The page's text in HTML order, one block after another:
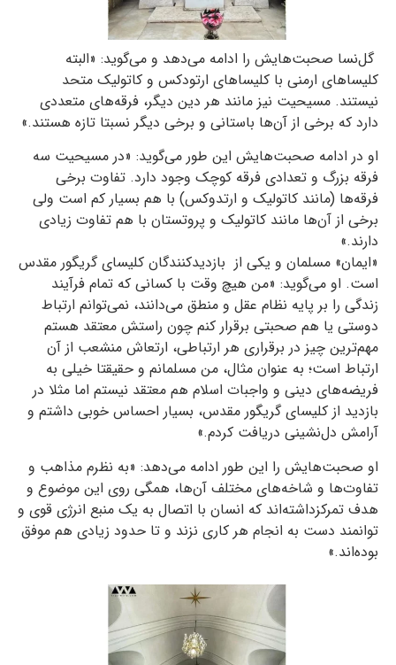
گل‌نسا صحبت‌هایش را ادامه می‌دهد و می‌گوید: «البته
کلیساهای ارمنی با کلیساهای ارتودکس و کاتولیک متحد
نیستند. مسیحیت نیز مانند هر دین دیگر، فرقه‌های متعددی
دارد که برخی از آن‌ها باستانی و برخی دیگر نسبتا تازه هستند.»
او در ادامه صحبت‌هایش این طور می‌گوید: «در مسیحیت سه
فرقه بزرگ و تعدادی فرقه کوچک وجود دارد. تفاوت برخی
فرقه‌ها (مانند کاتولیک و ارتدوکس) با هم بسیار کم است ولی
برخی از آن‌ها مانند کاتولیک و پروتستان با هم تفاوت زیادی
دارند.»
«ایمان» مسلمان و یکی از بازدیدکنندگان کلیسای گریگور مقدس
است. او می‌گوید: «من هیچ وقت با کسانی که تمام فرآیند
زندگی را بر پایه نظام عقل و منطق می‌دانند، نمی‌توانم ارتباط
دوستی یا هم صحبتی برقرار کنم چون راستش معتقد هستم
مهم‌ترین چیز در برقراری هر ارتباطی، ارتعاش منشعب از آن
ارتباط است؛ به عنوان مثال، من مسلمانم و حقیقتا خیلی به
فریضه‌های دینی و واجبات اسلام هم معتقد نیستم اما مثلا در
بازدید از کلیسای گریگور مقدس، بسیار احساس خوبی داشتم و
آرامش دل‌نشینی دریافت کردم.»
او صحبت‌هایش را این طور ادامه می‌دهد: «به نظرم مذاهب و
تفاوت‌ها و شاخه‌های مختلف آن‌ها، همگی روی این موضوع و
هدف تمرکزداشته‌‌اند که انسان با اتصال به یک منبع انرژی قوی و
توانمند دست به انجام هر کاری نزند و تا حدود زیادی هم موفق
بوده‌اند.»